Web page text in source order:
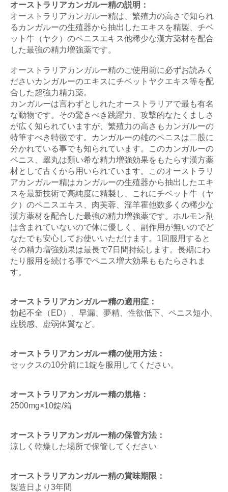
オーストラリアカンガルー精の説明：
オーストラリアカンガルー精は、繁殖力の高さで知られ
るカンガルーの生殖器から抽出したエキスを精製、チベ
ット牛（ヤク）のペニスエキス他稀少な漢方薬材を配合
した最強の精力増強薬です。
オーストラリアカンガルー精のご使用前に必ずお読みく
ださいカンガルーのエキスにチベットヤクエキス等を配
合した超強力精力薬。
カンガルーは言わずとしれたオーストラリアで最も有名
な動物です。その驚きべき跳躍力、攻撃的なたくましさ
が広く知られていますが、繁殖力の高さもカンガルーの
特筆すべき特徴です。カンガルーの雄のペニスは二股に
分かれている事でも知られています。このカンガルーの
ペニス、睾丸は類い希な精力増強効果をもたらす漢方薬
材として古くから用いられています。このオーストラリ
アカンガルー精はカンガルーの生殖器から抽出したエキ
スを最新技術で高純度に精製し、これにチベット牛（ヤ
ク）のペニスエキス、肉芙蓉、淫羊霍他数多くの稀少な
漢方薬材を配合した最強の精力増強薬です。ホルモン剤
は含まれていないので体に優しく、副作用が無いのでど
なたでも安心してお使いいただけます。1回服用すると
その精力増強効果は最長で7日間持続します。長期にわ
たり服用を続ける事でペニス増大効果ももたらされま
す。
オーストラリアカンガルー精の適用症：
勃起不全（ED）、早漏、夢精、性欲低下、ペニス短小、
虚脱感、虚弱体質など。
オーストラリアカンガルー精の使用方法：
セックスの10分前に1錠を服用してください。
オーストラリアカンガルー精の規格：
2500mg×10錠/箱
オーストラリアカンガルー精の保管方法：
涼しく乾燥した場所で保管してください
オーストラリアカンガルー精の賞味期限：
製造日より3年間